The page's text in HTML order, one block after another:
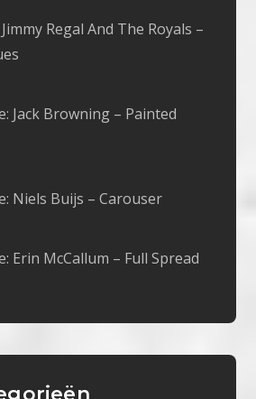
Regal And The Royals –
Jack Browning – Painted
Niels Buijs – Carouser
Erin McCallum – Full Spread